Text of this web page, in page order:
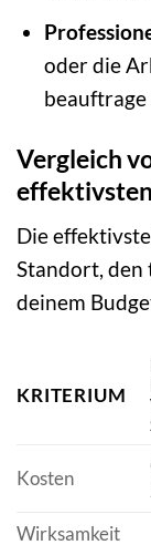
oder die
beauftrage
Vergleich
Die
Standort, den
deinem
KRITERIUM
Kosten
Wirksamkeit